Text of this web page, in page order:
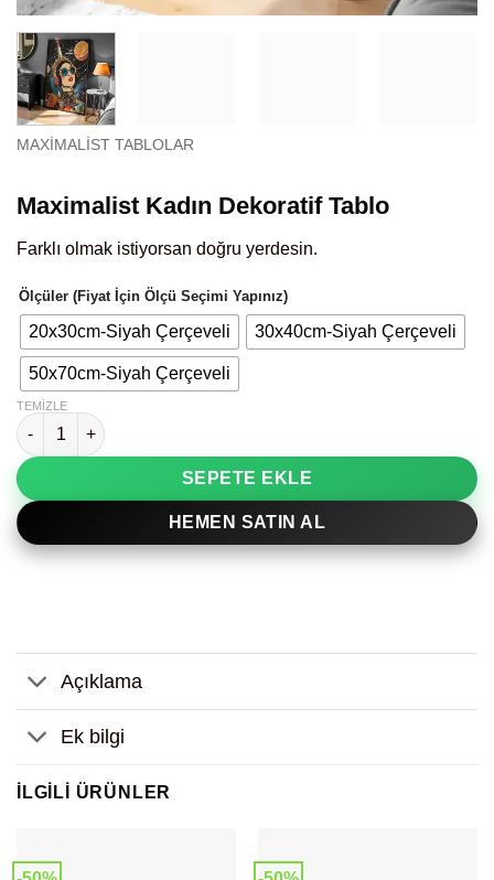
MAXIMALIST TABLOLAR
Maximalist Kadın Dekoratif Tablo
Farklı olmak istiyorsan doğru yerdesin.
Ölçüler (Fiyat İçin Ölçü Seçimi Yapınız)
20x30cm-Siyah Çerçeveli 30x40cm-Siyah Çerçeveli
50x70cm-Siyah Çerçeveli
TEMIZLE
Maximalist Kadın Dekoratif Tablo adet
SEPETE EKLE
HEMEN SATIN AL
Açıklama
Ek bilgi
İLGILI ÜRÜNLER